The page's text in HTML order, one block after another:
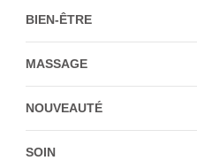
BIEN-ÊTRE
MASSAGE
NOUVEAUTÉ
SOIN